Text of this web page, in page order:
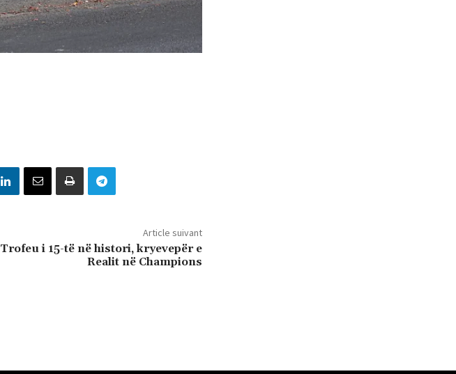
Article suivant
Trofeu i 15-të në histori, kryevepër e
Realit në Champions